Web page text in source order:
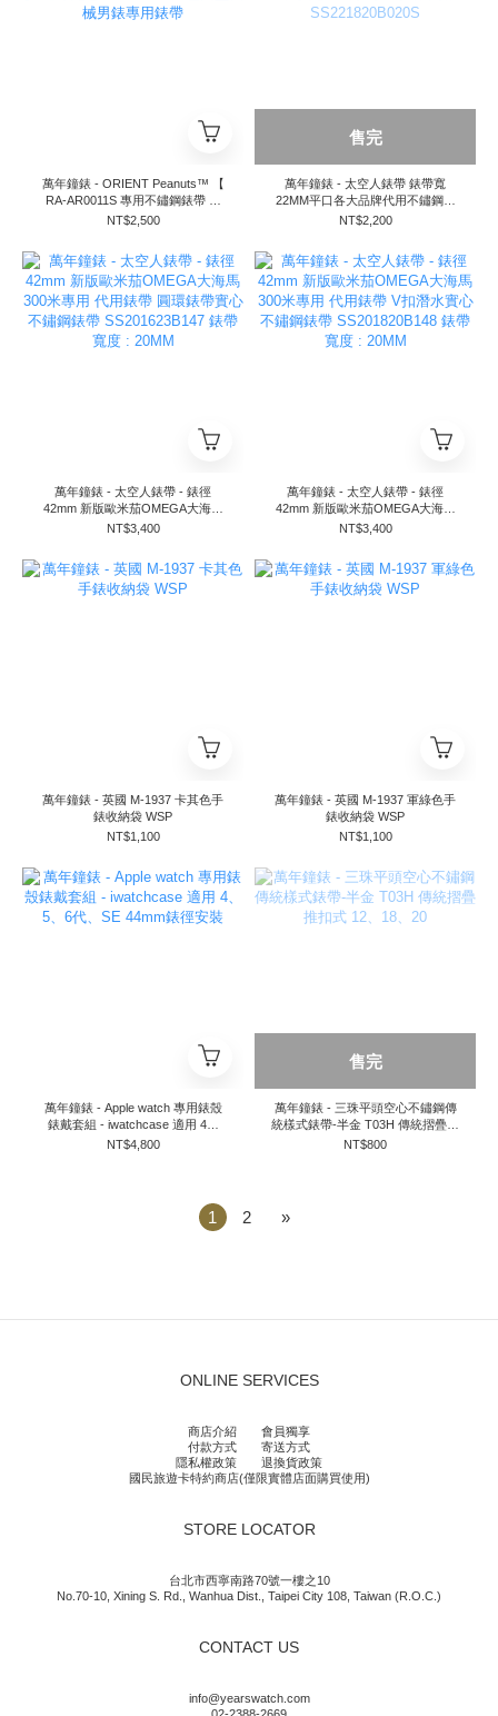
萬年鐘錶 - ORIENT Peanuts™ 【
RA-AR0011S 專用不鏽鋼錶帶 】
週年紀念 SNOOPY 白色面盤機械
NT$2,500
售完
萬年鐘錶 - 太空人錶帶 錶帶寬
22MM平口各大品牌代用不鏽鋼錶
NT$2,200
萬年鐘錶 - 太空人錶帶 - 錶徑
42mm 新版歐米茄OMEGA大海馬
300米專用 代用錶帶 圓環錶帶實心
NT$3,400
萬年鐘錶 - 太空人錶帶 - 錶徑
42mm 新版歐米茄OMEGA大海馬
300米專用 代用錶帶 V扣潛水實心
NT$3,400
萬年鐘錶 - 英國 M-1937 卡其色手
錶收納袋 WSP
NT$1,100
萬年鐘錶 - 英國 M-1937 軍綠色手
錶收納袋 WSP
NT$1,100
萬年鐘錶 - Apple watch 專用錶殼
錶戴套組 - iwatchcase 適用 4、
5、6代、SE 44mm錶徑安裝
NT$4,800
售完
萬年鐘錶 - 三珠平頭空心不鏽鋼傳
統樣式錶帶-半金 T03H 傳統摺疊推
扣式 12、18、20
NT$800
1 2 »
ONLINE SERVICES
商店介紹
會員獨享
付款方式
寄送方式
隱私權政策
退換貨政策
國民旅遊卡特約商店(僅限實體店面購買使用)
STORE LOCATOR
台北市西寧南路70號一樓之10
No.70-10, Xining S. Rd., Wanhua Dist., Taipei City 108, Taiwan (R.O.C.)
CONTACT US
info@yearswatch.com